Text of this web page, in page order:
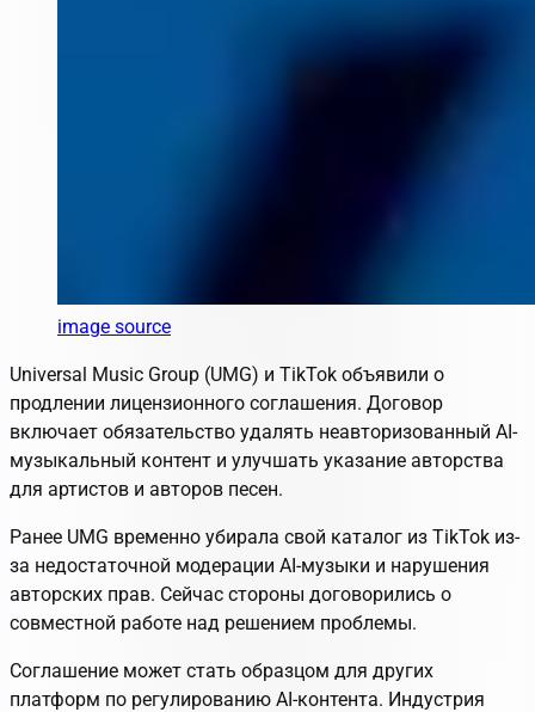
image source
Universal Music Group (UMG) и TikTok объявили о
продлении лицензионного соглашения. Договор
включает обязательство удалять неавторизованный AI-
музыкальный контент и улучшать указание авторства
для артистов и авторов песен.
Ранее UMG временно убирала свой каталог из TikTok из-
за недостаточной модерации AI-музыки и нарушения
авторских прав. Сейчас стороны договорились о
совместной работе над решением проблемы.
Соглашение может стать образцом для других
платформ по регулированию AI-контента. Индустрия